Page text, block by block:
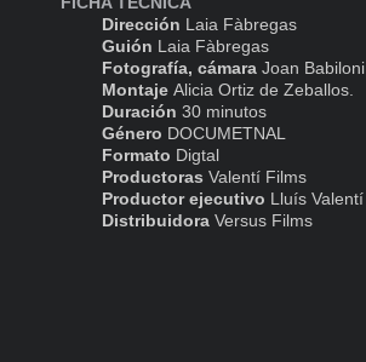
Dirección Laia Fàbregas
Guión Laia Fàbregas
Fotografía, cámara Joan Babiloni
Montaje Alicia Ortiz de Zeballos.
Duración 30 minutos
Género DOCUMETNAL
Formato Digtal
Productoras Valentí Films
Productor ejecutivo Lluís Valentí
Distribuidora Versus Films